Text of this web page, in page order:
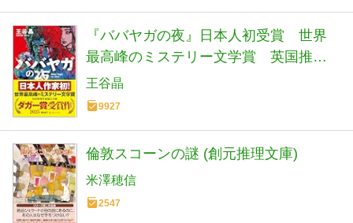
『ババヤガの夜』日本人初受賞 世界
最高峰のミステリー文学賞 英国推理
作家協会賞(ダガー賞） (河出文庫 お 46-
1)
王谷晶
9927
倫敦スコーンの謎 (創元推理文庫)
米澤穂信
2547